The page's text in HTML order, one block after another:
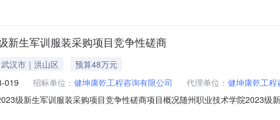
新生军训服装采购项目竞争性磋商
汉市｜洪山区
预算48万元
019 招标单位： 健坤康乾工程咨询有限公司 代理单位： 健坤康乾工程
级新生军训服装采购项目竞争性磋商项目概况随州职业技术学院2023